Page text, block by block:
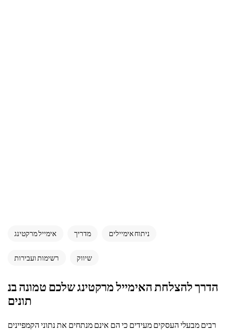
אימייל מרקטינג מדריך ניתוח אימיילים
רשימות ועבירות שיווק
הדרך להצלחת האימייל מרקטינג שלכם טמונה בנ
תונים
רבים מבעלי העסקים מעידים כי הם אינם מנתחים את נתוני הקמפיינים